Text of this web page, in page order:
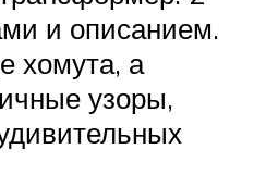
и описанием.
хомута, а
узоры,